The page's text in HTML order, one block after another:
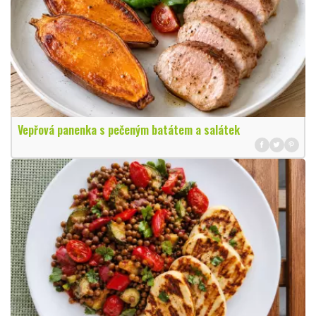
Vepřová panenka s pečeným batátem a salátek